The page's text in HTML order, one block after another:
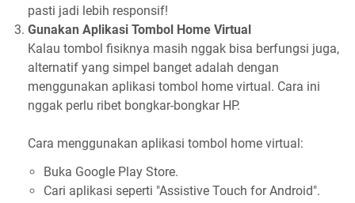
pasti jadi lebih responsif!
Gunakan Aplikasi Tombol Home Virtual
Kalau tombol fisiknya masih nggak bisa berfungsi juga,
alternatif yang simpel banget adalah dengan
menggunakan aplikasi tombol home virtual. Cara ini
nggak perlu ribet bongkar-bongkar HP.
Cara menggunakan aplikasi tombol home virtual:
Buka Google Play Store.
Cari aplikasi seperti "Assistive Touch for Android".